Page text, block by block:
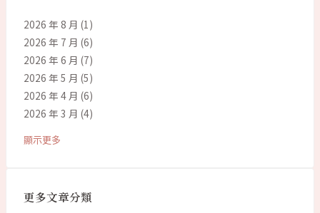
2026 年 8 月 (1)
2026 年 7 月 (6)
2026 年 6 月 (7)
2026 年 5 月 (5)
2026 年 4 月 (6)
2026 年 3 月 (4)
顯示更多
更多文章分類